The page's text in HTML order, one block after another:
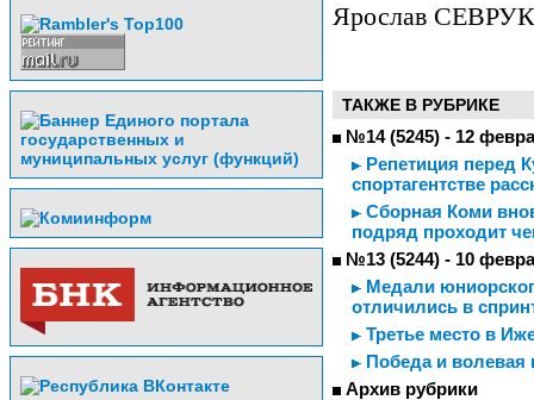
Ярослав СЕВРУК
ТАКЖЕ В РУБРИКЕ
№14 (5245) - 12
Репетиция перед
спортагентстве
Сборная Коми
подряд проходит
№13 (5244) - 10
Медали
отличились в
Третье место в
Победа и волевая
Архив рубрики